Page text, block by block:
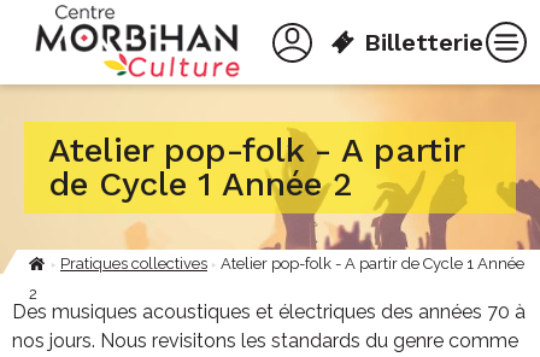
contenu
Billetterie
Atelier pop-folk - A partir
de Cycle 1 Année 2
Fil
d'Ariane
Pratiques collectives
Atelier pop-folk - A partir de Cycle 1 Année
2
Des musiques acoustiques et électriques des années 70 à
nos jours. Nous revisitons les standards du genre comme
Panneau de gestion des cookies